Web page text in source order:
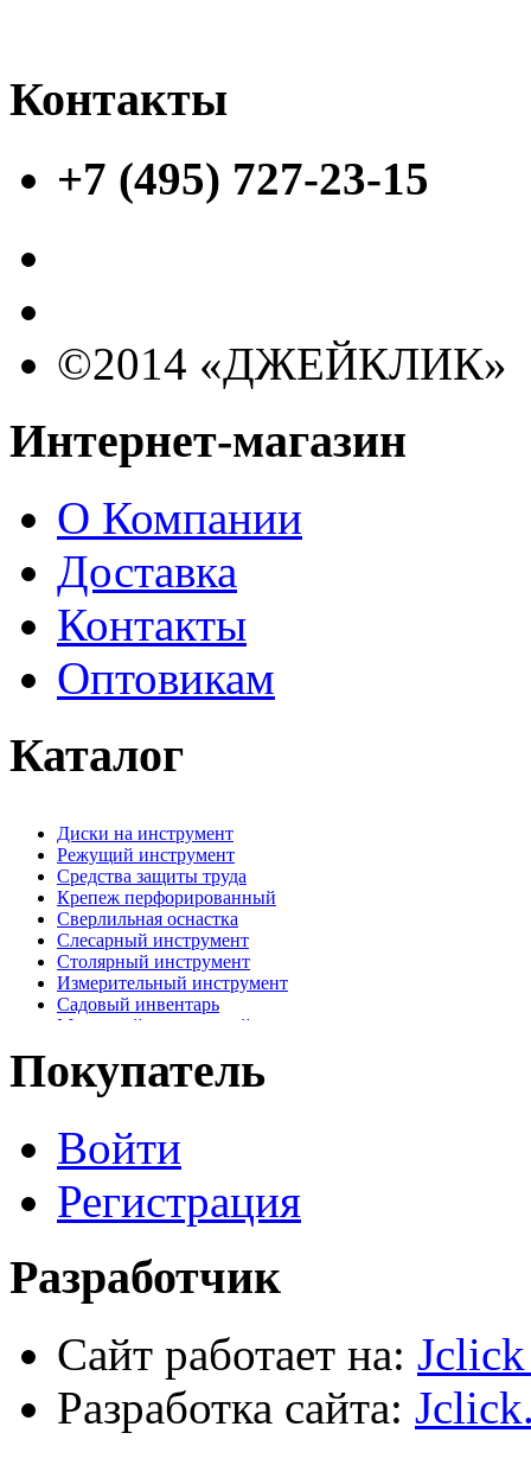
Контакты
+7 (495) 727-23-15
©2014 «ДЖЕЙКЛИК»
Интернет-магазин
О Компании
Доставка
Контакты
Оптовикам
Каталог
Диски на инструмент
Режущий инструмент
Средства защиты труда
Крепеж перфорированный
Сверлильная оснастка
Слесарный инструмент
Столярный инструмент
Измерительный инструмент
Садовый инвентарь
Малярный, отделочный инструмент
Наждачная бумага
Хозтовары
Электрика, осветительное оборудование
Пена и герметики
Автомобильный инструмент
Сварочное оборудование
Силовое оборудование
Покупатель
Войти
Регистрация
Разработчик
Сайт работает на:
Разработка сайта: